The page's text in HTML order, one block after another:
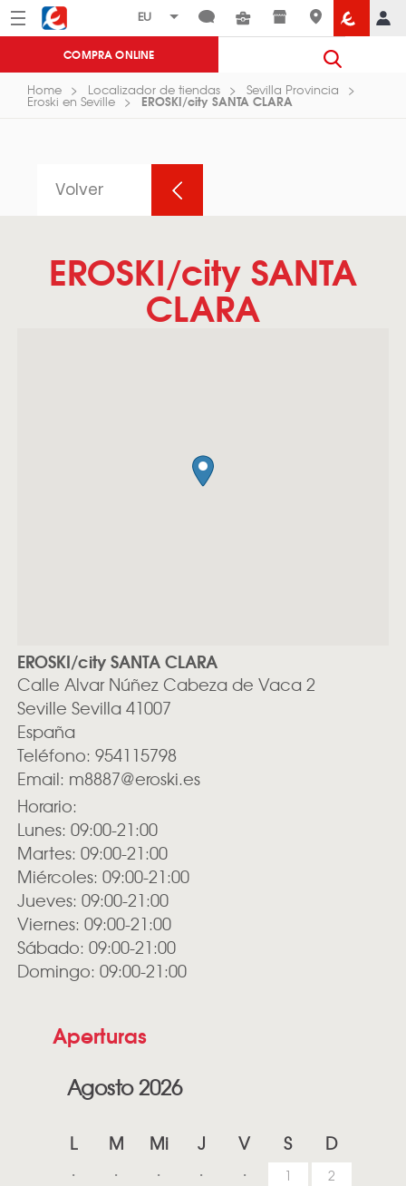
Menú Eroski
COMPRA ONLINE
Home Localizador de tiendas Sevilla Provincia
Eroski en Seville EROSKI/city SANTA CLARA
Volver
EROSKI/city SANTA
CLARA
EROSKI/city SANTA CLARA
Calle Alvar Núñez Cabeza de Vaca 2
Seville Sevilla 41007
España
Teléfono: 954115798
Email: m8887@eroski.es
Horario:
Lunes: 09:00-21:00
Martes: 09:00-21:00
Miércoles: 09:00-21:00
Jueves: 09:00-21:00
Viernes: 09:00-21:00
Sábado: 09:00-21:00
Domingo: 09:00-21:00
Aperturas
Agosto 2026
L M Mi J V S D
1
2